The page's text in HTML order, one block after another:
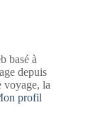
basé à
depuis
voyage, la
profil